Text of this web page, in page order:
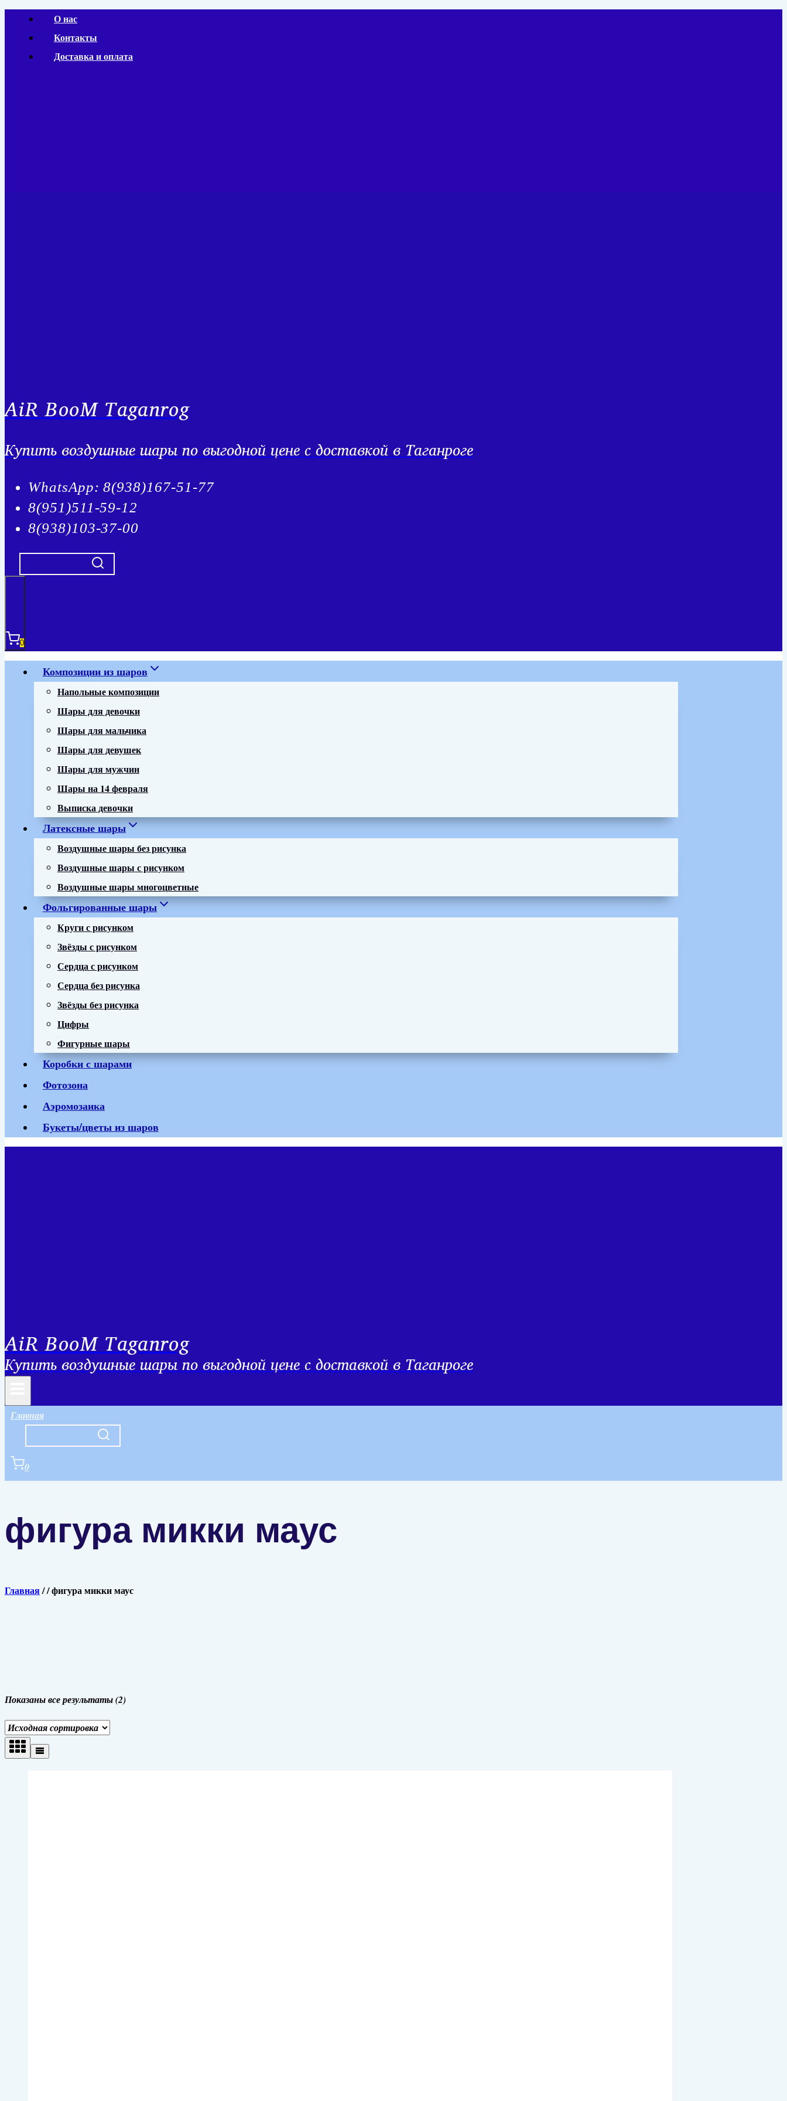
Перейти
содержимому
О нас
Контакты
Доставка и оплата
AiR BooM Taganrog
Купить воздушные шары по выгодной цене с доставкой в Таганроге
WhatsApp: 8(938)167-51-77
8(951)511-59-12
8(938)103-37-00
0
Композиции из шаров
Напольные композиции
Шары для девочки
Шары для мальчика
Шары для девушек
Шары для мужчин
Шары на 14 февраля
Выписка девочки
Латексные шары
Воздушные шары без рисунка
Воздушные шары с рисунком
Воздушные шары многоцветные
Фольгированные шары
Круги с рисунком
Звёзды с рисунком
Сердца с рисунком
Сердца без рисунка
Звёзды без рисунка
Цифры
Фигурные шары
Коробки с шарами
Фотозона
Аэромозаика
Букеты/цветы из шаров
AiR BooM Taganrog
Купить воздушные шары по выгодной цене с доставкой в Таганроге
Главная
0
фигура микки маус
Главная//фигура микки маус
Показаны все результаты (2)